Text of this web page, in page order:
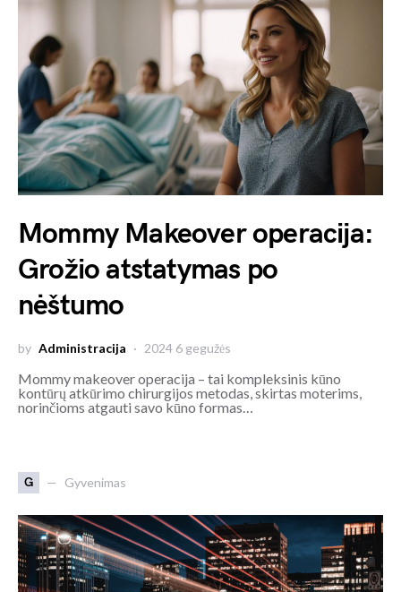
Mommy Makeover operacija:
Grožio atstatymas po
nėštumo
by Administracija 2024 6 gegužės
Mommy makeover operacija – tai kompleksinis kūno
kontūrų atkūrimo chirurgijos metodas, skirtas moterims,
norinčioms atgauti savo kūno formas…
G Gyvenimas